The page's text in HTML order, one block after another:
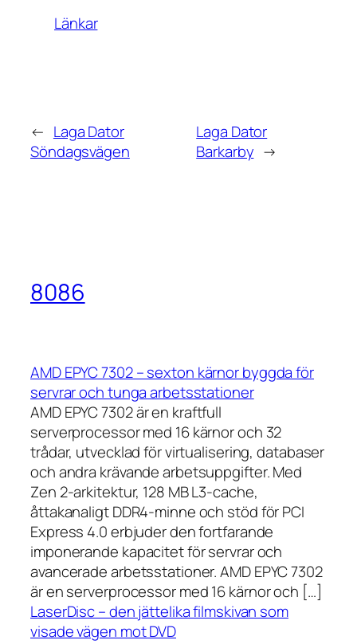
Länkar
← Laga Dator
Söndagsvägen
Laga Dator
Barkarby →
8086
AMD EPYC 7302 – sexton kärnor byggda för
servrar och tunga arbetsstationer
AMD EPYC 7302 är en kraftfull
serverprocessor med 16 kärnor och 32
trådar, utvecklad för virtualisering, databaser
och andra krävande arbetsuppgifter. Med
Zen 2-arkitektur, 128 MB L3-cache,
åttakanaligt DDR4-minne och stöd för PCI
Express 4.0 erbjuder den fortfarande
imponerande kapacitet för servrar och
avancerade arbetsstationer. AMD EPYC 7302
är en serverprocessor med 16 kärnor och […]
LaserDisc – den jättelika filmskivan som
visade vägen mot DVD